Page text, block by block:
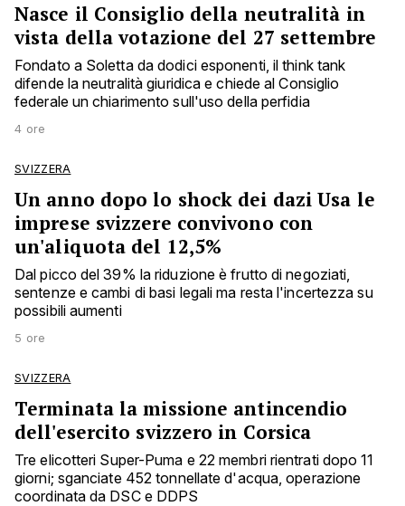
Nasce il Consiglio della neutralità in
vista della votazione del 27 settembre
Fondato a Soletta da dodici esponenti, il think tank
difende la neutralità giuridica e chiede al Consiglio
federale un chiarimento sull'uso della perfidia
4 ore
SVIZZERA
Un anno dopo lo shock dei dazi Usa le
imprese svizzere convivono con
un'aliquota del 12,5%
Dal picco del 39% la riduzione è frutto di negoziati,
sentenze e cambi di basi legali ma resta l'incertezza su
possibili aumenti
5 ore
SVIZZERA
Terminata la missione antincendio
dell'esercito svizzero in Corsica
Tre elicotteri Super-Puma e 22 membri rientrati dopo 11
giorni; sganciate 452 tonnellate d'acqua, operazione
coordinata da DSC e DDPS